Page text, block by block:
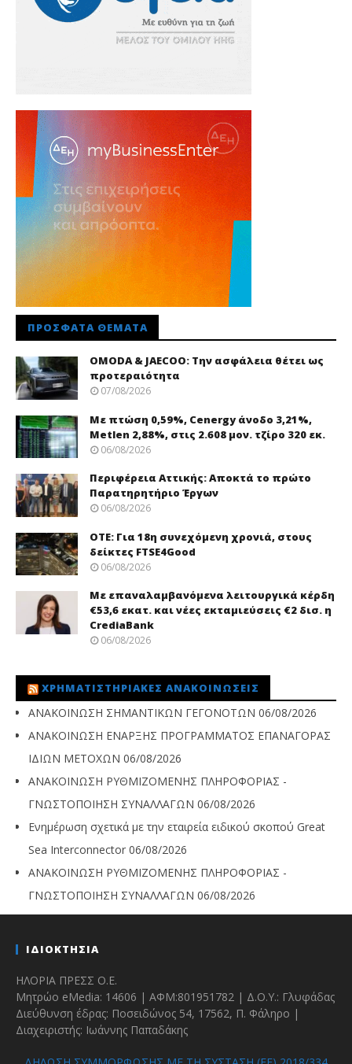
ΠΡΌΣΦΑΤΑ ΘΈΜΑΤΑ
OMODA & JAECOO: Την ασφάλεια θέτει ως
προτεραιότητα
07/08/2026
Με πτώση 0,59%, Cenergy άνοδο 3,21%,
Metlen 2,88%, στις 2.608 μον. τζίρο 320 εκ.
06/08/2026
Περιφέρεια Αττικής: Αποκτά το πρώτο
Παρατηρητήριο Έργων
06/08/2026
ΟΤΕ: Για 18η συνεχόμενη χρονιά, στους
δείκτες FTSE4Good
06/08/2026
Με επαναλαμβανόμενα λειτουργικά κέρδη
€53,6 εκατ. και νέες εκταμιεύσεις €2 δισ. η
CrediaBank
06/08/2026
ΧΡΗΜΑΤΙΣΤΗΡΙΑΚΈΣ ΑΝΑΚΟΙΝΏΣΕΙΣ
ΑΝΑΚΟΙΝΩΣΗ ΣΗΜΑΝΤΙΚΩΝ ΓΕΓΟΝΟΤΩΝ 06/08/2026
ΑΝΑΚΟΙΝΩΣΗ ΕΝΑΡΞΗΣ ΠΡΟΓΡΑΜΜΑΤΟΣ ΕΠΑΝΑΓΟΡΑΣ
ΙΔΙΩΝ ΜΕΤΟΧΩΝ 06/08/2026
ΑΝΑΚΟΙΝΩΣΗ ΡΥΘΜΙΖΟΜΕΝΗΣ ΠΛΗΡΟΦΟΡΙΑΣ -
ΓΝΩΣΤΟΠΟΙΗΣΗ ΣΥΝΑΛΛΑΓΩΝ 06/08/2026
Ενημέρωση σχετικά με την εταιρεία ειδικού σκοπού Great
Sea Interconnector 06/08/2026
ΑΝΑΚΟΙΝΩΣΗ ΡΥΘΜΙΖΟΜΕΝΗΣ ΠΛΗΡΟΦΟΡΙΑΣ -
ΓΝΩΣΤΟΠΟΙΗΣΗ ΣΥΝΑΛΛΑΓΩΝ 06/08/2026
ΙΔΙΟΚΤΗΣΙΑ
ΗΛΟΡΙΑ ΠΡΕΣΣ Ο.Ε.
Μητρώο eMedia: 14606 | ΑΦΜ:801951782 | Δ.Ο.Υ.: Γλυφάδας
Διεύθυνση έδρας: Ποσειδώνος 54, 17562, Π. Φάληρο |
Διαχειριστής: Ιωάννης Παπαδάκης